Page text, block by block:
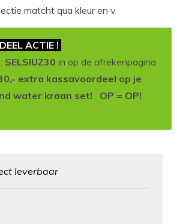
matcht qua kleur en v
ACTIE !
SELSIUZ30 in op de afrekenpagina
extra kassavoordeel op je
water kraan set! OP = OP!
leverbaar